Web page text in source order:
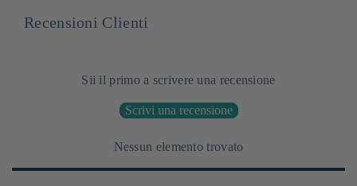
Recensioni Clienti
Sii il primo a scrivere una recensione
Scrivi una recensione
Nessun elemento trovato